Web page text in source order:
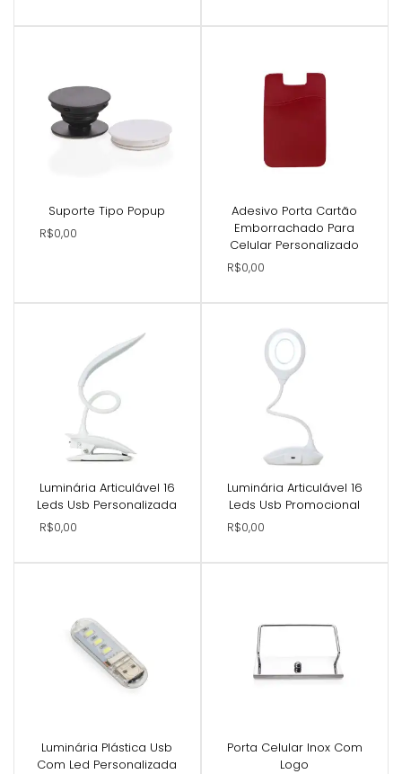
Suporte Tipo Popup
R$0,00
Adesivo Porta Cartão
Emborrachado Para
Celular Personalizado
R$0,00
Luminária Articulável 16
Leds Usb Personalizada
R$0,00
Luminária Articulável 16
Leds Usb Promocional
R$0,00
Luminária Plástica Usb
Com Led Personalizada
Porta Celular Inox Com
Logo